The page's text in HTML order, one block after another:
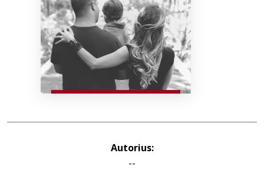
+370 667 80 541
info@elvislab.lt
Autorius:
--